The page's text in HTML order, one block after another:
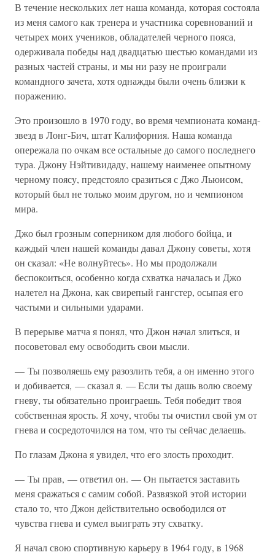
В течение нескольких лет наша команда, которая состояла
из меня самого как тренера и участника соревнований и
четырех моих учеников, обладателей черного пояса,
одерживала победы над двадцатью шестью командами из
разных частей страны, и мы ни разу не проиграли
командного зачета, хотя однажды были очень близки к
поражению.
Это произошло в 1970 году, во время чемпионата команд-
звезд в Лонг-Бич, штат Калифорния. Наша команда
опережала по очкам все остальные до самого последнего
тура. Джону Нэйтивидаду, нашему наименее опытному
черному поясу, предстояло сразиться с Джо Льюисом,
который был не только моим другом, но и чемпионом
мира.
Джо был грозным соперником для любого бойца, и
каждый член нашей команды давал Джону советы, хотя
он сказал: «Не волнуйтесь». Но мы продолжали
беспокоиться, особенно когда схватка началась и Джо
налетел на Джона, как свирепый гангстер, осыпая его
частыми и сильными ударами.
В перерыве матча я понял, что Джон начал злиться, и
посоветовал ему освободить свои мысли.
— Ты позволяешь ему разозлить тебя, а он именно этого
и добивается, — сказал я. — Если ты дашь волю своему
гневу, ты обязательно проиграешь. Тебя победит твоя
собственная ярость. Я хочу, чтобы ты очистил свой ум от
гнева и сосредоточился на том, что ты сейчас делаешь.
По глазам Джона я увидел, что его злость проходит.
— Ты прав, — ответил он. — Он пытается заставить
меня сражаться с самим собой. Развязкой этой истории
стало то, что Джон действительно освободился от
чувства гнева и сумел выиграть эту схватку.
Я начал свою спортивную карьеру в 1964 году, в 1968